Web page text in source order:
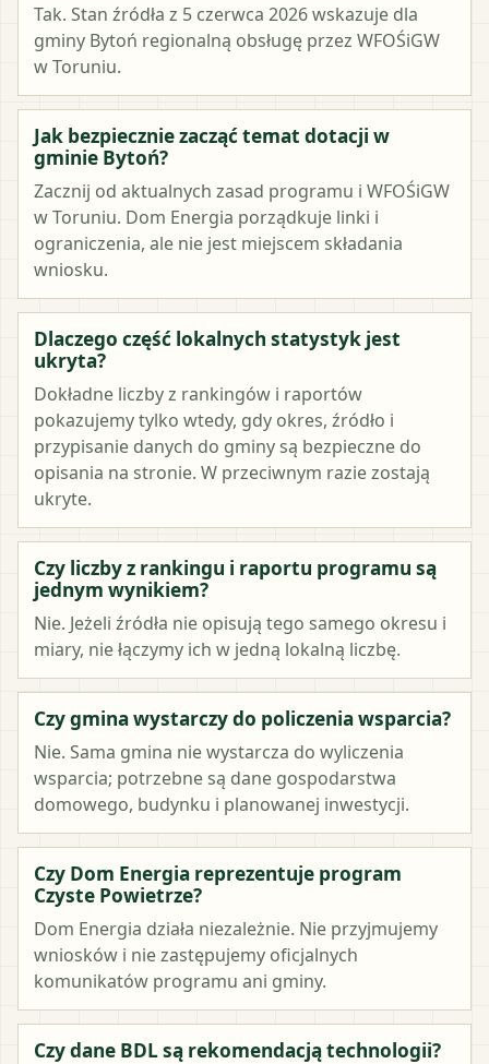
Tak. Stan źródła z 5 czerwca 2026 wskazuje dla
gminy Bytoń regionalną obsługę przez WFOŚiGW
w Toruniu.
Jak bezpiecznie zacząć temat dotacji w
gminie Bytoń?
Zacznij od aktualnych zasad programu i WFOŚiGW
w Toruniu. Dom Energia porządkuje linki i
ograniczenia, ale nie jest miejscem składania
wniosku.
Dlaczego część lokalnych statystyk jest
ukryta?
Dokładne liczby z rankingów i raportów
pokazujemy tylko wtedy, gdy okres, źródło i
przypisanie danych do gminy są bezpieczne do
opisania na stronie. W przeciwnym razie zostają
ukryte.
Czy liczby z rankingu i raportu programu są
jednym wynikiem?
Nie. Jeżeli źródła nie opisują tego samego okresu i
miary, nie łączymy ich w jedną lokalną liczbę.
Czy gmina wystarczy do policzenia wsparcia?
Nie. Sama gmina nie wystarcza do wyliczenia
wsparcia; potrzebne są dane gospodarstwa
domowego, budynku i planowanej inwestycji.
Czy Dom Energia reprezentuje program
Czyste Powietrze?
Dom Energia działa niezależnie. Nie przyjmujemy
wniosków i nie zastępujemy oficjalnych
komunikatów programu ani gminy.
Czy dane BDL są rekomendacją technologii?